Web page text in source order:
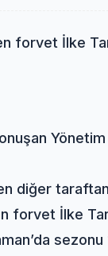
forvet İlke
diğer
forvet İlke
sezonu